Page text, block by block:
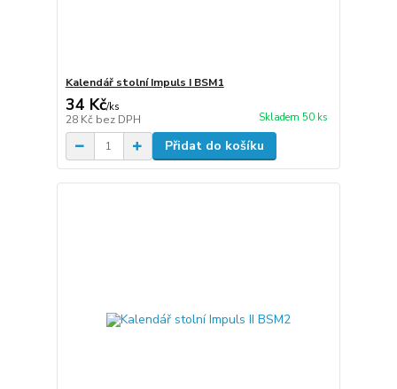
Kalendář stolní Impuls I BSM1
34 Kč/ks
28 Kč bez DPH Skladem 50 ks
Přidat do košíku